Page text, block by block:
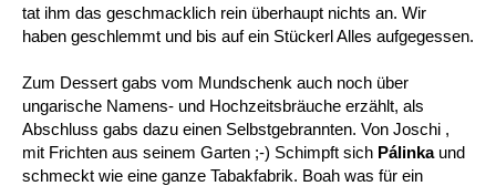
tat ihm das geschmacklich rein überhaupt nichts an. Wir
haben geschlemmt und bis auf ein Stückerl Alles aufgegessen.
Zum Dessert gabs vom Mundschenk auch noch über
ungarische Namens- und Hochzeitsbräuche erzählt, als
Abschluss gabs dazu einen Selbstgebrannten. Von Joschi ,
mit Frichten aus seinem Garten ;-) Schimpft sich Pálinkaund
schmeckt wie eine ganze Tabakfabrik. Boah was für ein